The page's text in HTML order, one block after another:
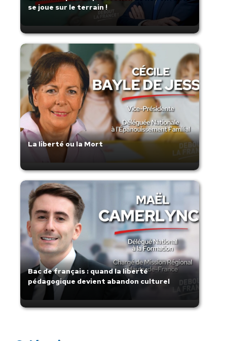
se joue sur le terrain !
La liberté ou la Mort
Bac de français : quand la liberté
pédagogique devient abandon culturel